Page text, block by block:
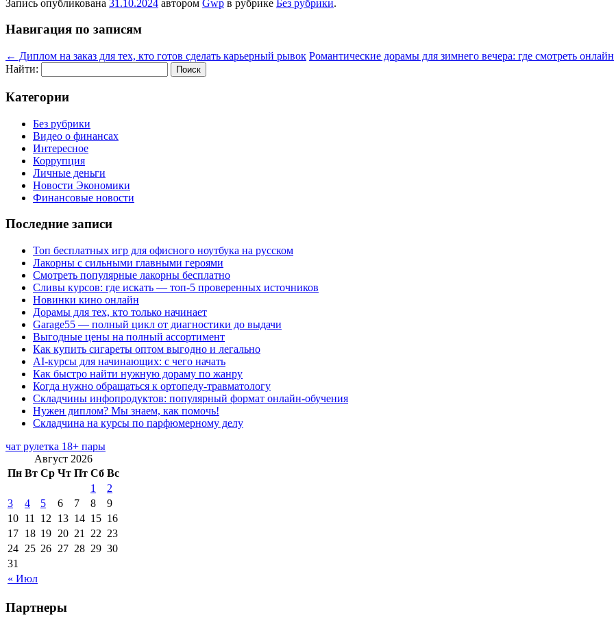
Запись опубликована 31.10.2024 автором Gwp в рубрике Без рубрики.
Навигация по записям
← Диплом на заказ для тех, кто готов сделать карьерный рывок Романтические дорамы для зимнего вечера: где смотреть
Найти:
Категории
Без рубрики
Видео о финансах
Интересное
Коррупция
Личные деньги
Новости Экономики
Финансовые новости
Последние записи
Топ бесплатных игр для офисного ноутбука на русском
Лакорны с сильными главными героями
Смотреть популярные лакорны бесплатно
Сливы курсов: где искать — топ-5 проверенных источников
Новинки кино онлайн
Дорамы для тех, кто только начинает
Garage55 — полный цикл от диагностики до выдачи
Выгодные цены на полный ассортимент
Как купить сигареты оптом выгодно и легально
AI-курсы для начинающих: с чего начать
Как быстро найти нужную дораму по жанру
Когда нужно обращаться к ортопеду-травматологу
Складчины инфопродуктов: популярный формат онлайн-обучения
Нужен диплом? Мы знаем, как помочь!
Складчина на курсы по парфюмерному делу
чат рулетка 18+ пары
Август 2026
Пн Вт Ср Чт Пт Сб Вс
« Июл
1
2
3
4 5 6 7 8
9
10 11 12 13 14 15 16
17 18 19 20 21 22 23
24 25 26 27 28 29 30
31
Партнеры